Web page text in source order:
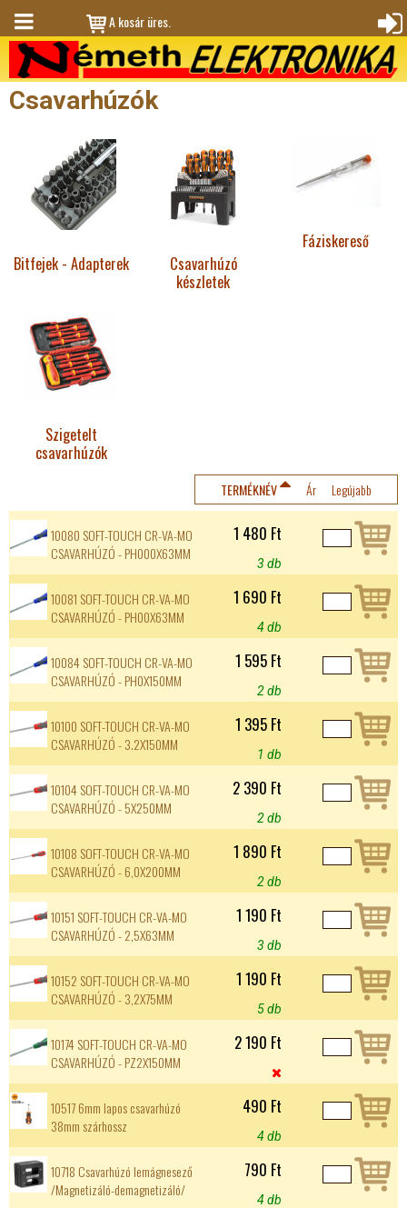
A kosár üres.
Bejele
ntkez
Csavarhúzók
Bitfejek - Adapterek
Csavarhúzó
készletek
Fáziskereső
Szigetelt
csavarhúzók
TERMÉKNÉV Ár Legújabb
10080 SOFT-TOUCH CR-VA-MO
CSAVARHÚZÓ - PH000X63MM
1 480 Ft
3 db
10081 SOFT-TOUCH CR-VA-MO
CSAVARHÚZÓ - PH00X63MM
1 690 Ft
4 db
10084 SOFT-TOUCH CR-VA-MO
CSAVARHÚZÓ - PH0X150MM
1 595 Ft
2 db
10100 SOFT-TOUCH CR-VA-MO
CSAVARHÚZÓ - 3.2X150MM
1 395 Ft
1 db
10104 SOFT-TOUCH CR-VA-MO
CSAVARHÚZÓ - 5X250MM
2 390 Ft
2 db
10108 SOFT-TOUCH CR-VA-MO
CSAVARHÚZÓ - 6,0X200MM
1 890 Ft
2 db
10151 SOFT-TOUCH CR-VA-MO
CSAVARHÚZÓ - 2,5X63MM
1 190 Ft
3 db
10152 SOFT-TOUCH CR-VA-MO
CSAVARHÚZÓ - 3,2X75MM
1 190 Ft
5 db
10174 SOFT-TOUCH CR-VA-MO
CSAVARHÚZÓ - PZ2X150MM
2 190 Ft

10517 6mm lapos csavarhúzó
38mm szárhossz
490 Ft
4 db
10718 Csavarhúzó lemágnesező
/Magnetizáló-demagnetizáló/
790 Ft
4 db
M
en
ü